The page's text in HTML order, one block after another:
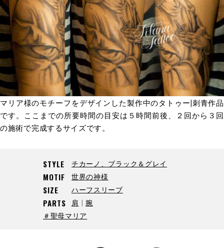
マリア様のモチーフをデザインした製作中のタトゥー|刺青作品
です。ここまでの所要時間の目安は５時間前後、２回から３回
の施術で完成するサイズです。
STYLE チカーノ、ブラック＆グレイ
MOTIF 世界の神様
SIZE ハーフスリーブ
PARTS 肩
腕
＃聖母マリア